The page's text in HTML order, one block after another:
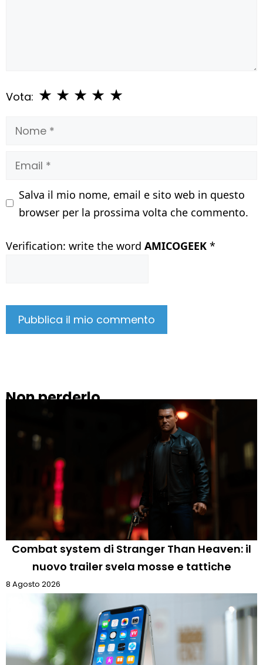
Vota: ★
★
★
★
★
Nome
Email
Salva il mio nome, email e sito web in questo
browser per la prossima volta che commento.
Verification: write the word AMICOGEEK *
Non perderlo
Combat system di Stranger Than Heaven: il
nuovo trailer svela mosse e tattiche
8 Agosto 2026